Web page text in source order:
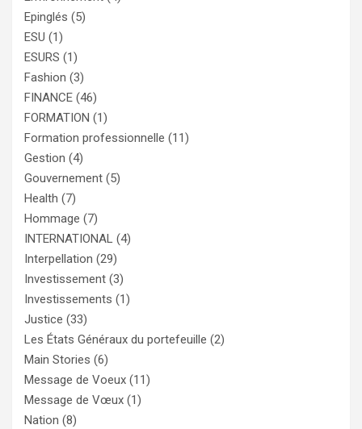
Epinglés (5)
ESU (1)
ESURS (1)
Fashion (3)
FINANCE (46)
FORMATION (1)
Formation professionnelle (11)
Gestion (4)
Gouvernement (5)
Health (7)
Hommage (7)
INTERNATIONAL (4)
Interpellation (29)
Investissement (3)
Investissements (1)
Justice (33)
Les États Généraux du portefeuille (2)
Main Stories (6)
Message de Voeux (11)
Message de Vœux (1)
Nation (8)